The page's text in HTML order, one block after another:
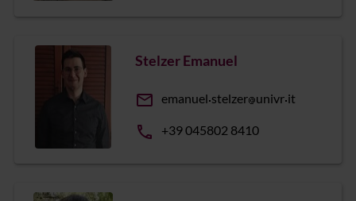
Stelzer Emanuel
email emanuel stelzer univr it
phone +39 045802 8410